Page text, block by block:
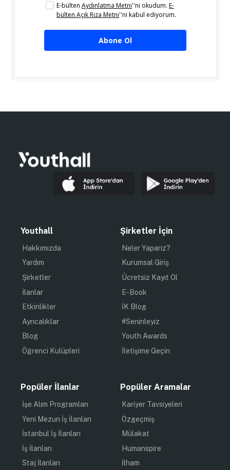
E-bülten Aydınlatma Metni''ni okudum. E-
bülten Açık Rıza Metni''ni kabul ediyorum.
Abone Ol
Youthall
Hakkımızda
Yardım
Şirketler
İlanlar
Etkinlikler
Ayrıcalıklar
Blog
Öğrenci Kulüpleri
Şirketler İçin
Neler Yaparız?
Kurumsal Giriş
Ücretsiz Kayıt Ol
E-Book
İK Blog
#Seninleyiz
Youth Awards
İletişime Geçin
Popüler İlanlar
İşe Alım Programları
Yeni Mezun İş İlanları
İstanbul İş İlanları
İş İlanları
Staj İlanları
Popüler Aramalar
Kariyer Tavsiyeleri
Özgeçmiş
Mülakat
Humanspire
İlham